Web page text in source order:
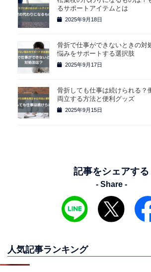
るサポートアイテムとは
2025年9月18日
骨折で仕事ができないときの対
悩みをサポートする選択肢
2025年9月17日
骨折しても仕事は続けられる？
両立する方法と便利グッズ
2025年9月15日
記事をシェアする
- Share -
人気記事ランキング